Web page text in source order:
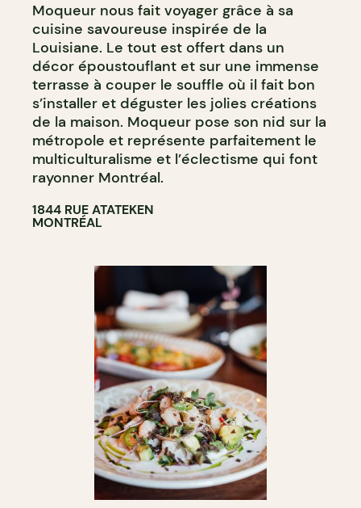
BAR À COCKTAIL
Moqueur nous fait voyager grâce à sa
cuisine savoureuse inspirée de la
Louisiane. Le tout est offert dans un
décor époustouflant et sur une immense
terrasse à couper le souffle où il fait bon
s’installer et déguster les jolies créations
de la maison. Moqueur pose son nid sur la
métropole et représente parfaitement le
multiculturalisme et l’éclectisme qui font
rayonner Montréal.
1844 RUE ATATEKEN
MONTRÉAL